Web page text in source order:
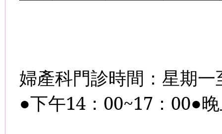
婦產科門診時間：星期
●下午14 ： 00~17 ： 00●